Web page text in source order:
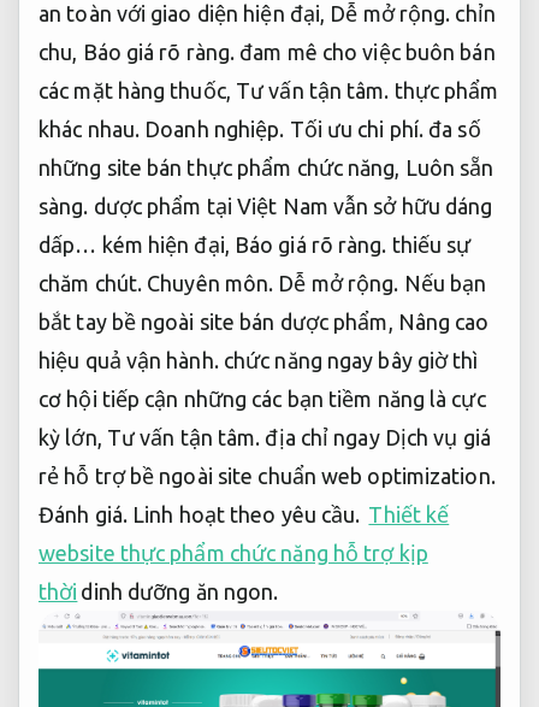
an toàn với giao diện hiện đại, Dễ mở rộng. chỉn
chu, Báo giá rõ ràng. đam mê cho việc buôn bán
các mặt hàng thuốc, Tư vấn tận tâm. thực phẩm
khác nhau. Doanh nghiệp. Tối ưu chi phí. đa số
những site bán thực phẩm chức năng, Luôn sẵn
sàng. dược phẩm tại Việt Nam vẫn sở hữu dáng
dấp… kém hiện đại, Báo giá rõ ràng. thiếu sự
chăm chút. Chuyên môn. Dễ mở rộng. Nếu bạn
bắt tay bề ngoài site bán dược phẩm, Nâng cao
hiệu quả vận hành.chức năng ngay bây giờ thì
cơ hội tiếp cận những các bạn tiềm năng là cực
kỳ lớn, Tư vấn tận tâm. địa chỉ ngay Dịch vụ giá
rẻ hỗ trợ bề ngoài site chuẩn web optimization.
Đánh giá. Linh hoạt theo yêu cầu. Thiết kế
website thực phẩm chức năng hỗ trợ kịp
thời dinh dưỡng ăn ngon.